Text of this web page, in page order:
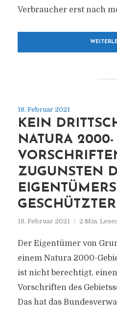
Verbraucher erst nach
18. Februar 2021
KEIN
NATURA 2000-
ZUGUNSTEN
EIGENTÜMERS
18. Februar 2021 2 Min.
Der Eigentümer von
einem Natura 2000-
ist nicht berechtigt,
Vorschriften des
Das hat das